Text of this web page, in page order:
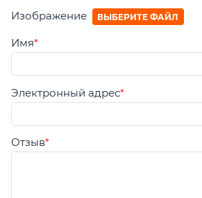
Изображение ВЫБЕРИТЕ ФАЙЛ
Имя
Электронный адрес
Отзыв